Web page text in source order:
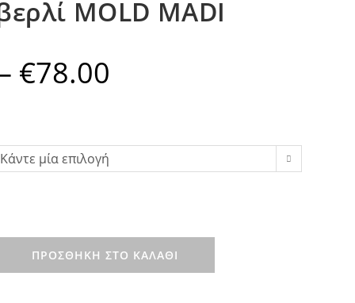
MOLD MADI
€78.00
Κάντε μία επιλογή
ΠΡΟΣΘΉΚΗ ΣΤΟ ΚΑΛΆΘΙ